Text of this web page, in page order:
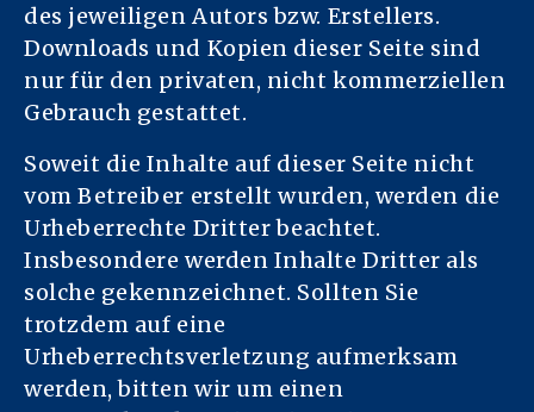
des jeweiligen Autors bzw. Erstellers.
Downloads und Kopien dieser Seite sind
nur für den privaten, nicht kommerziellen
Gebrauch gestattet.
Soweit die Inhalte auf dieser Seite nicht
vom Betreiber erstellt wurden, werden die
Urheberrechte Dritter beachtet.
Insbesondere werden Inhalte Dritter als
solche gekennzeichnet. Sollten Sie
trotzdem auf eine
Urheberrechtsverletzung aufmerksam
werden, bitten wir um einen